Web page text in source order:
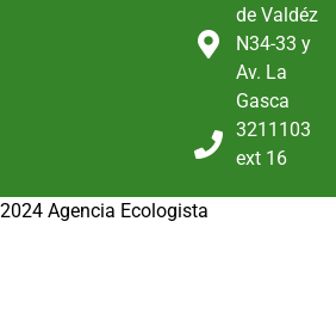
de Valdéz
N34-33 y
Av. La
Gasca
3211103
ext 16
2024 Agencia Ecologista